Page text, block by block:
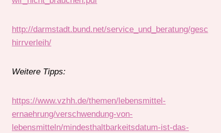
http://darmstadt.bund.net/service_und_beratung/gesc
hirrverleih/
Weitere Tipps:
https://www.vzhh.de/themen/lebensmittel-
ernaehrung/verschwendung-von-
lebensmitteln/mindesthaltbarkeitsdatum-ist-das-